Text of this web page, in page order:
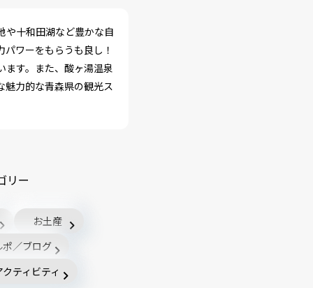
や十和田湖など豊かな自
ワーをもらうも良し！
ます。また、酸ヶ湯温泉
魅力的な青森県の観光ス
リー
お土産
／ブログ
ティビティ